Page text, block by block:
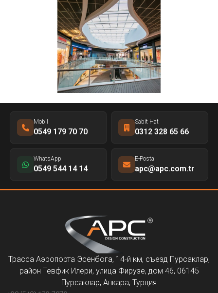
Mobil
0549 179 70 70
Sabit Hat
0312 328 65 66
WhatsApp
0549 544 14 14
E-Posta
apc@apc.com.tr
Трасса Аэропорта Эсенбога, 14-й км, съезд Пурсаклар,
район Тевфик Илери, улица Фирузе, дом 46, 06145
Пурсаклар, Анкара, Турция